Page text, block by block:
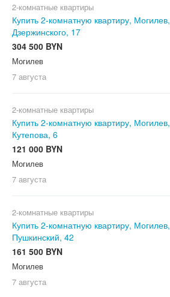
2-комнатные квартиры
Купить 2-комнатную квартиру, Могилев,
Дзержинского, 17
304 500 BYN
Могилев
7 августа
2-комнатные квартиры
Купить 2-комнатную квартиру, Могилев,
Кутепова, 6
121 000 BYN
Могилев
7 августа
2-комнатные квартиры
Купить 2-комнатную квартиру, Могилев,
Пушкинский, 42
161 500 BYN
Могилев
7 августа